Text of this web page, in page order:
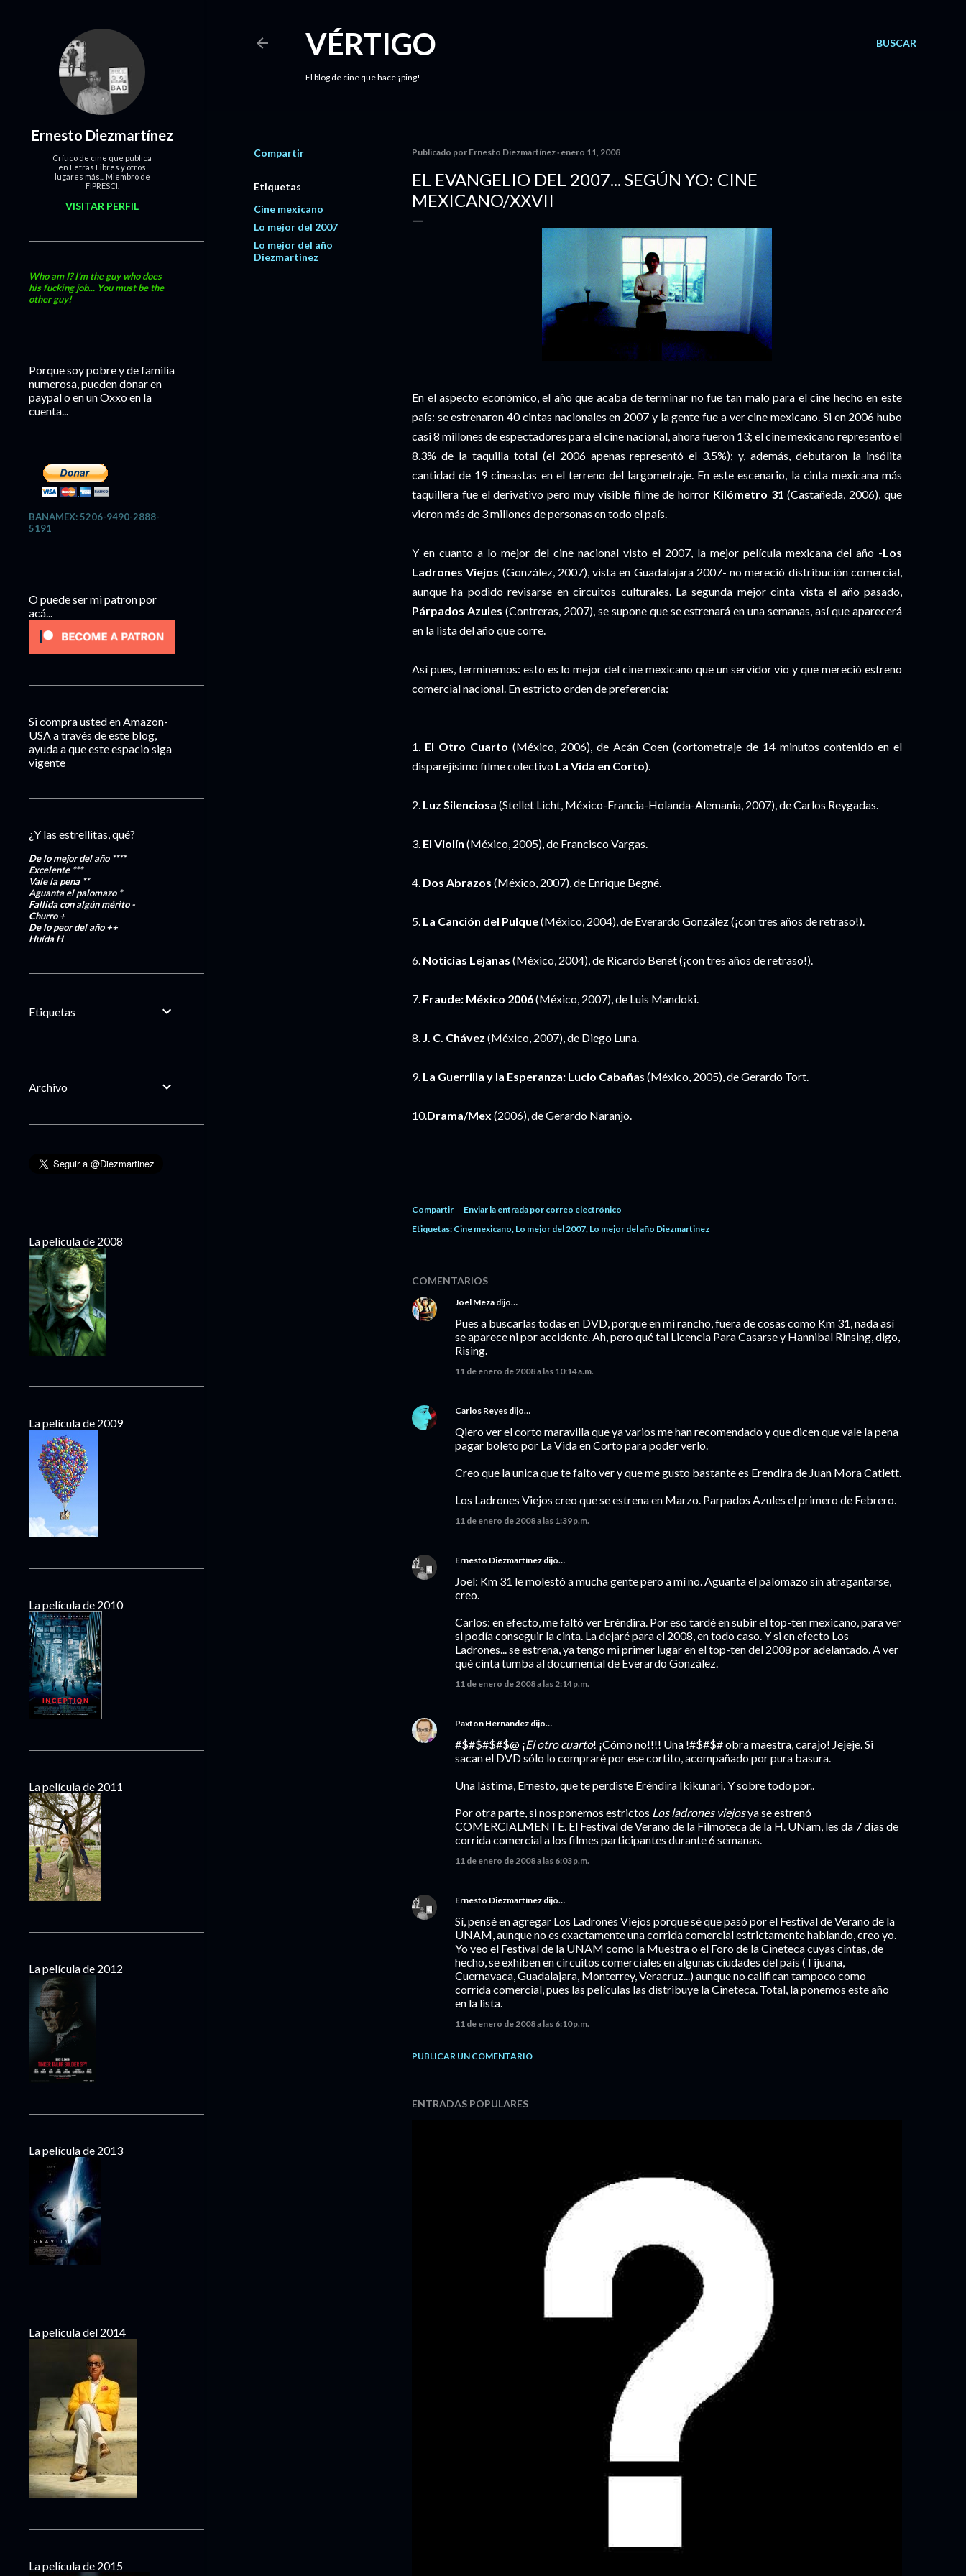
BUSCAR
VÉRTIGO
El blog de cine que hace ¡ping!
Compartir
Etiquetas
Cine mexicano
Lo mejor del 2007
Lo mejor del año
Diezmartinez
Publicado por Ernesto Diezmartínez enero 11, 2008
EL EVANGELIO DEL 2007... SEGÚN YO: CINE
MEXICANO/XXVII
En el aspecto económico, el año que acaba de terminar no fue tan malo para el cine hecho en este
país: se estrenaron 40 cintas nacionales en 2007 y la gente fue a ver cine mexicano. Si en 2006 hubo
casi 8 millones de espectadores para el cine nacional, ahora fueron 13; el cine mexicano representó el
8.3% de la taquilla total (el 2006 apenas representó el 3.5%); y, además, debutaron la insólita
cantidad de 19 cineastas en el terreno del largometraje. En este escenario, la cinta mexicana más
taquillera fue el derivativo pero muy visible filme de horror Kilómetro 31 (Castañeda, 2006), que
vieron más de 3 millones de personas en todo el país.
Y en cuanto a lo mejor del cine nacional visto el 2007, la mejor película mexicana del año -Los
Ladrones Viejos (González, 2007), vista en Guadalajara 2007- no mereció distribución comercial,
aunque ha podido revisarse en circuitos culturales. La segunda mejor cinta vista el año pasado,
Párpados Azules (Contreras, 2007), se supone que se estrenará en una semanas, así que aparecerá
en la lista del año que corre.
Así pues, terminemos: esto es lo mejor del cine mexicano que un servidor vio y que mereció estreno
comercial nacional. En estricto orden de preferencia:
1. El Otro Cuarto (México, 2006), de Acán Coen (cortometraje de 14 minutos contenido en el
disparejísimo filme colectivo La Vida en Corto).
2. Luz Silenciosa (Stellet Licht, México-Francia-Holanda-Alemania, 2007), de Carlos Reygadas.
3. El Violín (México, 2005), de Francisco Vargas.
4. Dos Abrazos (México, 2007), de Enrique Begné.
5. La Canción del Pulque(México, 2004), de Everardo González (¡con tres años de retraso!).
6. Noticias Lejanas (México, 2004), de Ricardo Benet (¡con tres años de retraso!).
7. Fraude: México 2006(México, 2007), de Luis Mandoki.
8. J. C. Chávez (México, 2007), de Diego Luna.
9. La Guerrilla y la Esperanza: Lucio Cabañas (México, 2005), de Gerardo Tort.
10.Drama/Mex (2006), de Gerardo Naranjo.
Compartir
Enviar la entrada por correo electrónico
Etiquetas: Cine mexicano Lo mejor del 2007 Lo mejor del año Diezmartinez
COMENTARIOS
Joel Meza dijo…
Pues a buscarlas todas en DVD, porque en mi rancho, fuera de cosas como Km 31, nada así
se aparece ni por accidente. Ah, pero qué tal Licencia Para Casarse y Hannibal Rinsing, digo,
Rising.
11 de enero de 2008 a las 10:14 a.m.
Carlos Reyes dijo…
Qiero ver el corto maravilla que ya varios me han recomendado y que dicen que vale la pena
pagar boleto por La Vida en Corto para poder verlo.
Creo que la unica que te falto ver y que me gusto bastante es Erendira de Juan Mora Catlett.
Los Ladrones Viejos creo que se estrena en Marzo. Parpados Azules el primero de Febrero.
11 de enero de 2008 a las 1:39 p.m.
Ernesto Diezmartínez dijo…
Joel: Km 31 le molestó a mucha gente pero a mí no. Aguanta el palomazo sin atragantarse,
creo.
Carlos: en efecto, me faltó ver Eréndira. Por eso tardé en subir el top-ten mexicano, para ver
si podía conseguir la cinta. La dejaré para el 2008, en todo caso. Y si en efecto Los
Ladrones... se estrena, ya tengo mi primer lugar en el top-ten del 2008 por adelantado. A ver
qué cinta tumba al documental de Everardo González.
11 de enero de 2008 a las 2:14 p.m.
Paxton Hernandez dijo…
#$#$#$#$@ ¡El otro cuarto! ¡Cómo no!!!! Una !#$#$# obra maestra, carajo! Jejeje. Si
sacan el DVD sólo lo compraré por ese cortito, acompañado por pura basura.
Una lástima, Ernesto, que te perdiste Eréndira Ikikunari. Y sobre todo por..
Por otra parte, si nos ponemos estrictos Los ladrones viejosya se estrenó
COMERCIALMENTE. El Festival de Verano de la Filmoteca de la H. UNam, les da 7 días de
corrida comercial a los filmes participantes durante 6 semanas.
11 de enero de 2008 a las 6:03 p.m.
Ernesto Diezmartínez dijo…
Sí, pensé en agregar Los Ladrones Viejos porque sé que pasó por el Festival de Verano de la
UNAM, aunque no es exactamente una corrida comercial estrictamente hablando, creo yo.
Yo veo el Festival de la UNAM como la Muestra o el Foro de la Cineteca cuyas cintas, de
hecho, se exhiben en circuitos comerciales en algunas ciudades del país (Tijuana,
Cuernavaca, Guadalajara, Monterrey, Veracruz...) aunque no califican tampoco como
corrida comercial, pues las películas las distribuye la Cineteca. Total, la ponemos este año
en la lista.
11 de enero de 2008 a las 6:10 p.m.
PUBLICAR UN COMENTARIO
ENTRADAS POPULARES
Ernesto Diezmartínez
Crítico de cine que publica
en Letras Libres y otros
lugares más... Miembro de
FIPRESCI.
VISITAR PERFIL
Who am I? I'm the guy who does
his fucking job... You must be the
other guy!
Porque soy pobre y de familia
numerosa, pueden donar en
paypal o en un Oxxo en la
cuenta...
BANAMEX: 5206-9490-2888-
5191
O puede ser mi patron por
acá...
Si compra usted en Amazon-
USA a través de este blog,
ayuda a que este espacio siga
vigente
¿Y las estrellitas, qué?
De lo mejor del año ****
Excelente***
Vale la pena **
Aguanta el palomazo *
Fallida con algún mérito-
Churro+
De lo peor del año++
HuídaH
Etiquetas
Archivo
La película de 2008
La película de 2009
La película de 2010
La película de 2011
La película de 2012
La película de 2013
La película del 2014
La película de 2015